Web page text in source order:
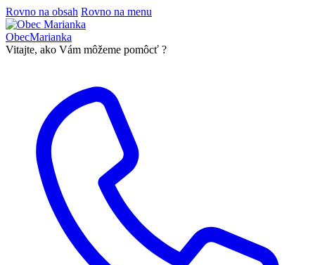
Rovno na obsah Rovno na menu
ObecMarianka
Vitajte, ako Vám môžeme pomôcť ?